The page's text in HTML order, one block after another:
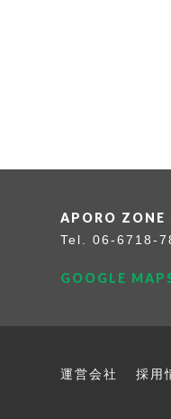
APORO ZONE
Tel.06-6718-
GOOGLE
運営会社 採用